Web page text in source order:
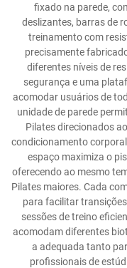
fixado na parede,
deslizantes, barras de
treinamento com
precisamente
diferentes níveis de
segurança e uma
acomodar usuários de
unidade de parede
Pilates direcionados
condicionamento
espaço maximiza o
oferecendo ao mesmo
Pilates maiores. Cada
para facilitar
sessões de treino
acomodam diferentes
a adequada tanto
profissionais de